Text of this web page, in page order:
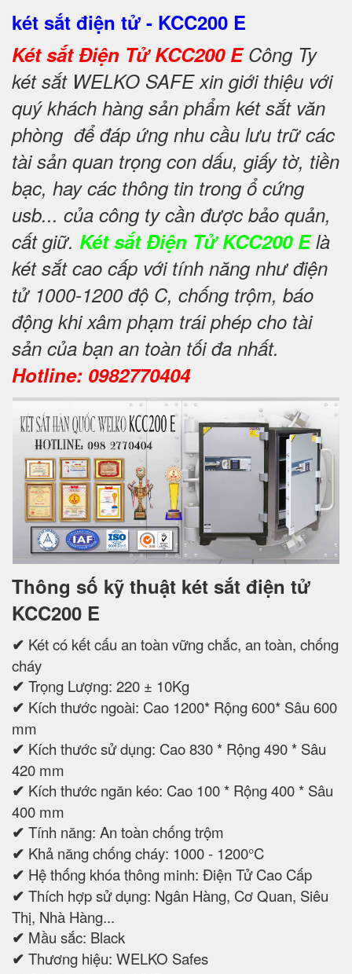
két sắt điện tử - KCC200 E
Két sắt Điện Tử KCC200 ECông Ty
két sắt WELKO SAFE xin giới thiệu với
quý khách hàng sản phẩm két sắt văn
phòng để đáp ứng nhu cầu lưu trữ các
tài sản quan trọng con dấu, giấy tờ, tiền
bạc, hay các thông tin trong ổ cứng
usb... của công ty cần được bảo quản,
cất giữ. Két sắt Điện Tử KCC200 Elà
két sắt cao cấp với tính năng như điện
tử 1000-1200 độ C, chống trộm, báo
động khi xâm phạm trái phép cho tài
sản của bạn an toàn tối đa nhất.
Hotline: 0982770404
Thông số kỹ thuật két sắt điện tử
KCC200 E
✔ Két có kết cấu an toàn vững chắc, an toàn, chống
cháy
✔ Trọng Lượng: 220 ± 10Kg
✔ Kích thước ngoài: Cao 1200* Rộng 600* Sâu 600
mm
✔ Kích thước sử dụng: Cao 830 * Rộng 490 * Sâu
420 mm
✔ Kích thước ngăn kéo: Cao 100 * Rộng 400 * Sâu
400 mm
✔ Tính năng: An toàn chống trộm
✔ Khả năng chống cháy: 1000 - 1200°C
✔ Hệ thống khóa thông minh: Điện Tử Cao Cấp
✔ Thích hợp sử dụng: Ngân Hàng, Cơ Quan, Siêu
Thị, Nhà Hàng...
✔ Mầu sắc: Black
✔ Thương hiệu: WELKO Safes